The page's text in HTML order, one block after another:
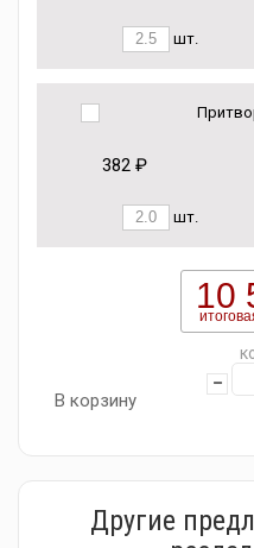
шт.
382 ₽
шт.
10
В корзину
Другие